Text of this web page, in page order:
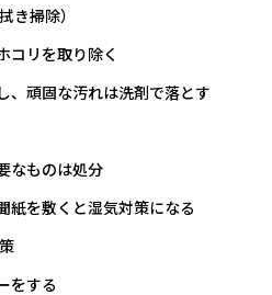
き掃除）
コリを取り除く
、頑固な汚れは洗剤で落とす
なものは処分
紙を敷くと湿気対策になる
をする